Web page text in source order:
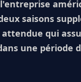
saisons
qui
une période